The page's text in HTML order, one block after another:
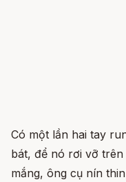
Có một lần hai tay
bát, để nó rơi vỡ
mắng, ông cụ nín